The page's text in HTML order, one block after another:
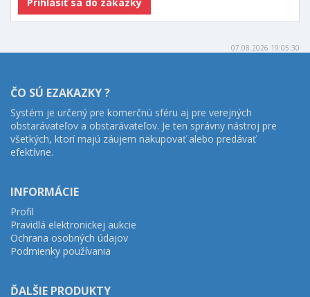
07.08.2026 19:05:30
ČO SÚ EZAKAZKY ?
Systém je určený pre komerčnú sféru aj pre verejných
obstarávateľov a obstarávateľov. Je ten správny nástroj pre
všetkých, ktorí majú záujem nakupovať alebo predávať
efektívne.
INFORMÁCIE
Profil
Pravidlá elektronickej aukcie
Ochrana osobných údajov
Podmienky používania
ĎALŠIE PRODUKTY